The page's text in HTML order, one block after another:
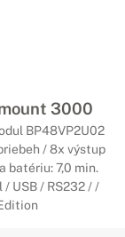
3000
BP48VP2U02
/ 8x výstup
batériu: 7,0 min.
/ USB / RS232 / /